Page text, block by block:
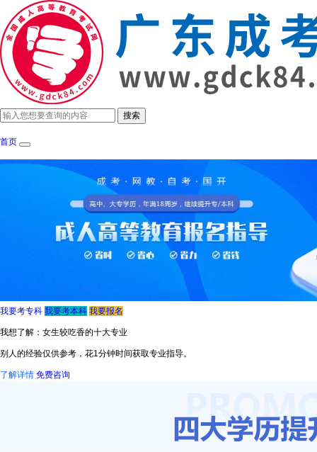
首页
招生简章 报考指南
我要考专科 我要考本科 我要报名
我想了解：女生较吃香的十大专业
别人的经验仅供参考，花1分钟时间获取专业指导。
了解详情 免费咨询